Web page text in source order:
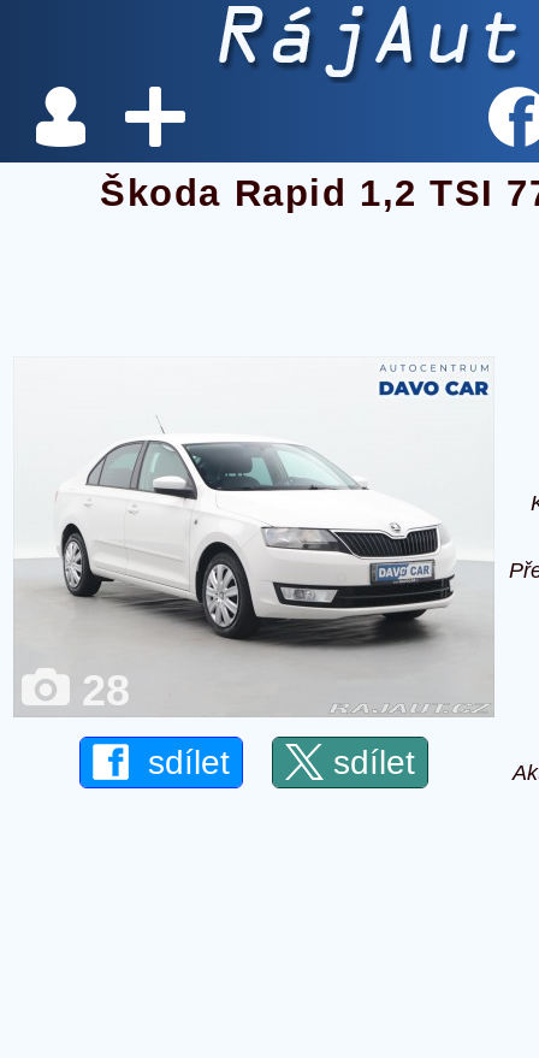
Škoda Rapid 1,2 TSI
28
sdílet sdílet